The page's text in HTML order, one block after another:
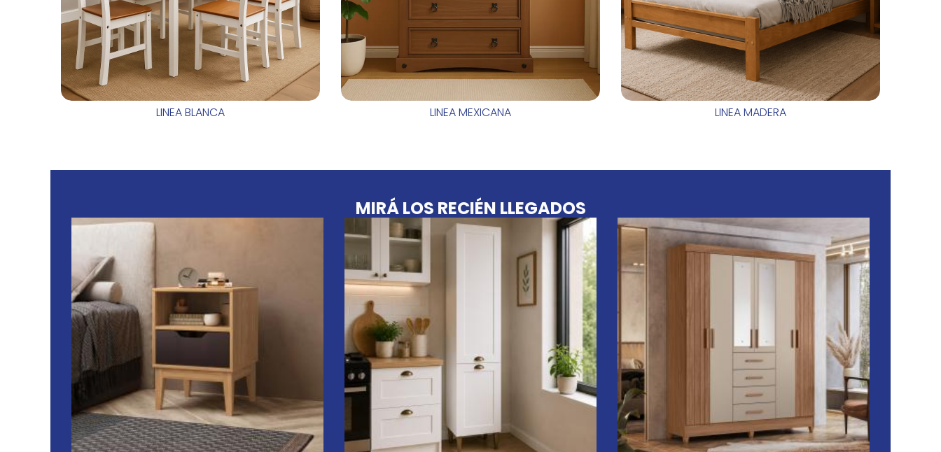
LINEA BLANCA LINEA MEXICANA LINEA MADERA
MIRÁ LOS RECIÉN LLEGADOS